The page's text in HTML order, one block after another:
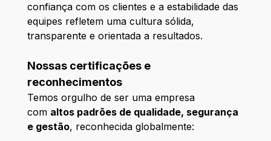
confiança com os clientes e a estabilidade das
equipes refletem uma cultura sólida,
transparente e orientada a resultados.
Nossas certificações e
reconhecimentos
Temos orgulho de ser uma empresa
com altos padrões de qualidade, segurança
e gestão, reconhecida globalmente: